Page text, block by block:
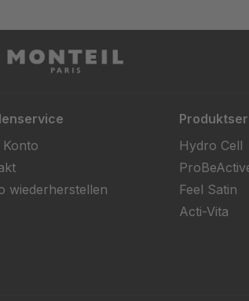
Konto
wiederherstellen
Hydro Cell
Feel Satin
Acti-Vita